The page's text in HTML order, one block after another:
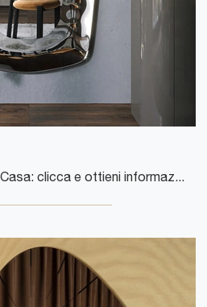
Specchio Eos di Tonin Casa: clicca e ottieni informazioni sui Complementi e specchi design in vetro del noto e conosciuto marchio!